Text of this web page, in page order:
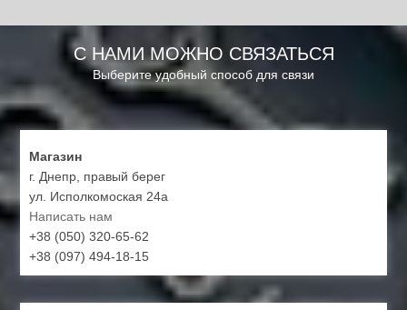
С НАМИ МОЖНО СВЯЗАТЬСЯ
Выберите удобный способ для связи
Магазин
г. Днепр, правый берег
ул. Исполкомоская 24а
Написать нам
+38 (050) 320-65-62
+38 (097) 494-18-15